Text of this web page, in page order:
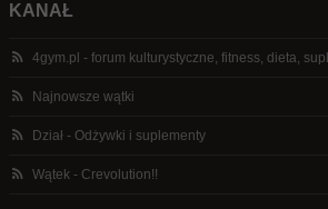
KANAŁ
4gym.pl - forum kulturystyczne, fitness, dieta,
Najnowsze wątki
Dział - Odżywki i suplementy
Wątek - Crevolution!!